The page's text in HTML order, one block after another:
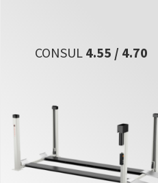
CONSUL 4.55 / 4.70